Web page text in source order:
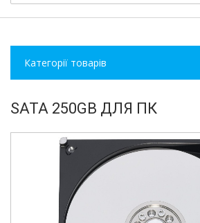
Категорії товарів
SATA 250GB ДЛЯ ПК